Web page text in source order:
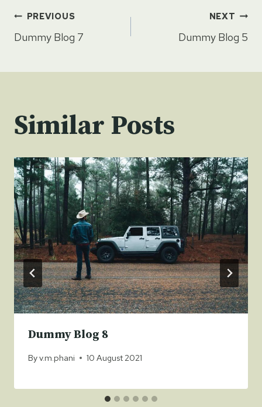
Post
PREVIOUS
Dummy Blog 7
NEXT
Dummy Blog 5
Similar Posts
Dummy Blog 8
Byv.m.phani 10 August 2021